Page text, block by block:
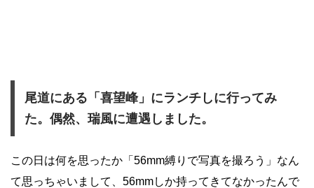
尾道にある「喜望峰」にランチしに行ってみ
た。偶然、瑞風に遭遇しました。
この日は何を思ったか「56mm縛りで写真を撮ろう」なん
て思っちゃいまして、56mmしか持ってきてなかったんで